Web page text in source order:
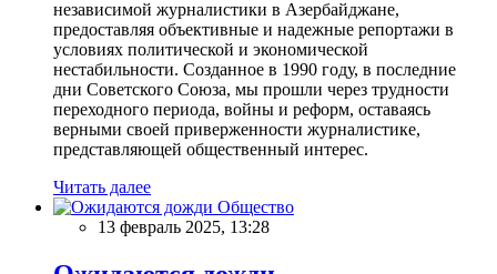
независимой журналистики в Азербайджане,
предоставляя объективные и надежные репортажи в
условиях политической и экономической
нестабильности. Созданное в 1990 году, в последние
дни Советского Союза, мы прошли через трудности
переходного периода, войны и реформ, оставаясь
верными своей приверженности журналистике,
представляющей общественный интерес.
Читать далее
Общество
13 февраль 2025, 13:28